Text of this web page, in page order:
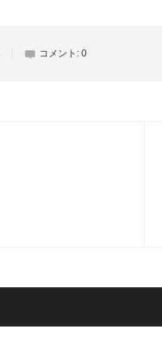
コメント: 0